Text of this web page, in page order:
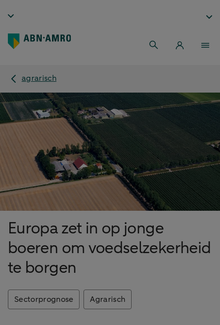
agrarisch
Europa zet in op jonge
boeren om voedselzekerheid
te borgen
Sectorprognose Agrarisch